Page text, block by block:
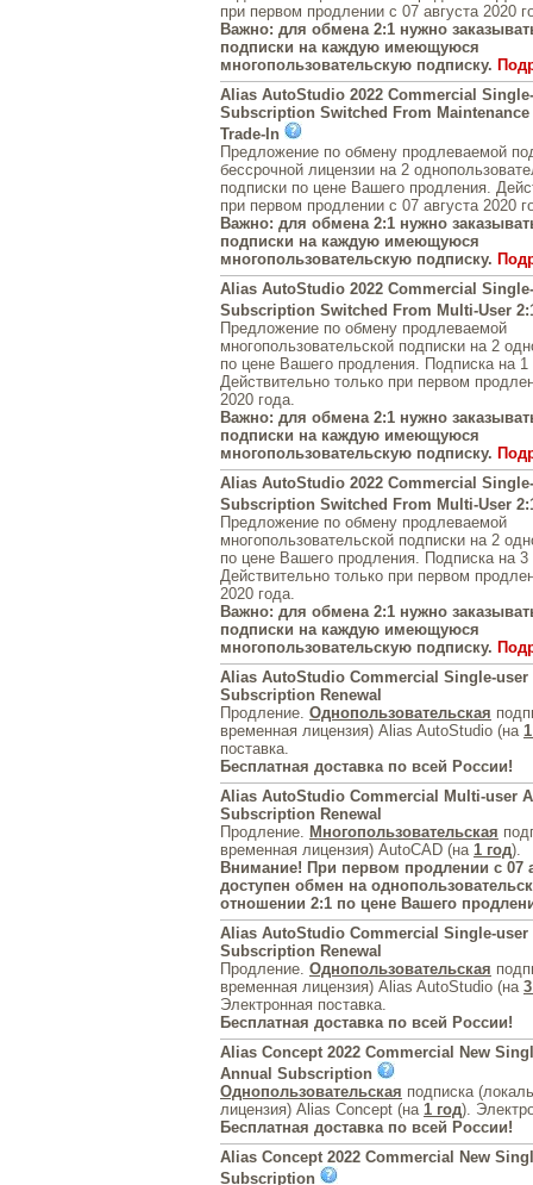
при первом продлении с 07 августа 2020
Важно: для обмена 2:1 нужно
подписки на каждую имеющуюся
многопользовательскую подписку.
Alias AutoStudio 2022 Commercial
Subscription Switched From Maintenance
Trade-In
Предложение по обмену продлеваемой
бессрочной лицензии на 2
подписки по цене Вашего продления.
при первом продлении с 07 августа 2020
Важно: для обмена 2:1 нужно
подписки на каждую имеющуюся
многопользовательскую подписку.
Alias AutoStudio 2022 Commercial
Subscription Switched From Multi-User
Предложение по обмену продлеваемой
многопользовательской подписки на 2
по цене Вашего продления. Подписка на 1
Действительно только при первом
2020 года.
Важно: для обмена 2:1 нужно
подписки на каждую имеющуюся
многопользовательскую подписку.
Alias AutoStudio 2022 Commercial
Subscription Switched From Multi-User
Предложение по обмену продлеваемой
многопользовательской подписки на 2
по цене Вашего продления. Подписка на 3
Действительно только при первом
2020 года.
Важно: для обмена 2:1 нужно
подписки на каждую имеющуюся
многопользовательскую подписку.
Alias AutoStudio Commercial Single-user
Subscription Renewal
Продление. Однопользовательская
временная лицензия) Alias AutoStudio (на
поставка.
Бесплатная доставка по всей России!
Alias AutoStudio Commercial Multi-user
Subscription Renewal
Продление. Многопользовательская
временная лицензия) AutoCAD (на 1 год).
Внимание! При первом продлении с 07
доступен обмен на
отношении 2:1 по цене Вашего
Alias AutoStudio Commercial Single-user
Subscription Renewal
Продление. Однопользовательская
временная лицензия) Alias AutoStudio (на
Электронная поставка.
Бесплатная доставка по всей России!
Alias Concept 2022 Commercial New
Annual Subscription
Однопользовательская подписка
лицензия) Alias Concept (на 1 год).
Бесплатная доставка по всей России!
Alias Concept 2022 Commercial New
Subscription